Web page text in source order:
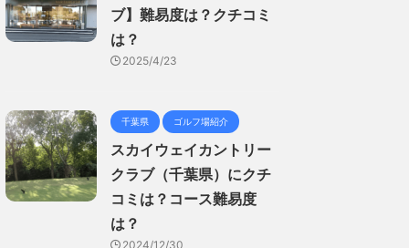
ブ】難易度は？クチコミ
は？
2025/4/23
千葉県 ゴルフ場紹介
スカイウェイカントリー
クラブ（千葉県）にクチ
コミは？コース難易度
は？
2024/12/30